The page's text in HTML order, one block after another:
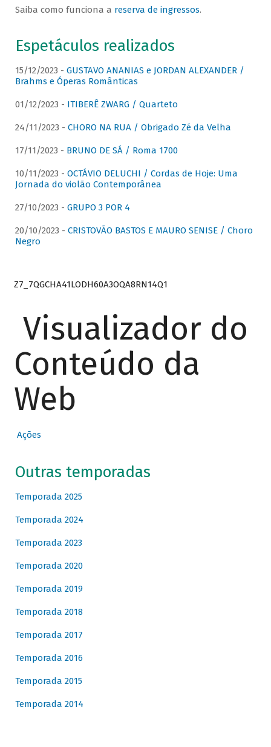
Saiba como funciona a reserva de ingressos.
Espetáculos realizados
15/12/2023 - GUSTAVO ANANIAS e JORDAN ALEXANDER /
Brahms e Óperas Românticas
01/12/2023 - ITIBERÊ ZWARG / Quarteto
24/11/2023 - CHORO NA RUA / Obrigado Zé da Velha
17/11/2023 - BRUNO DE SÁ / Roma 1700
10/11/2023 - OCTÁVIO DELUCHI / Cordas de Hoje: Uma
Jornada do violão Contemporânea
27/10/2023 - GRUPO 3 POR 4
20/10/2023 - CRISTOVÃO BASTOS E MAURO SENISE / Choro
Negro
Z7_7QGCHA41LODH60A3OQA8RN14Q1
Visualizador do
Conteúdo da
Web
Ações
Outras temporadas
Temporada 2025
Temporada 2024
Temporada 2023
Temporada 2020
Temporada 2019
Temporada 2018
Temporada 2017
Temporada 2016
Temporada 2015
Temporada 2014